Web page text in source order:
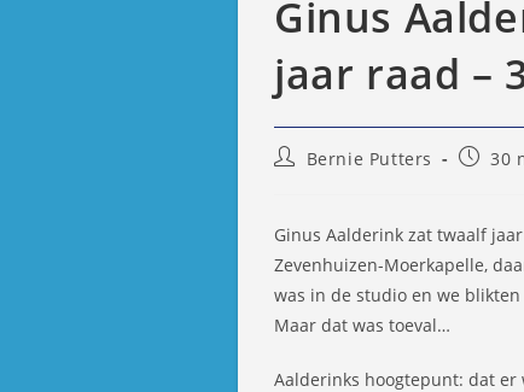
Ginus
jaar raad –
BerichtBernie Putters
Bericht
30
Ginus Aalderink zat twaalf
Zevenhuizen-Moerkapelle,
was in de studio en we
Maar dat was toeval…
Aalderinks hoogtepunt: dat